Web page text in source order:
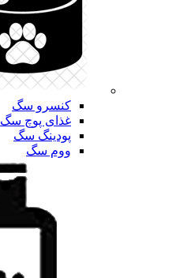
کنسرو سگ
غذای پوچ سگ
پودینگ سگ
ووم سگ